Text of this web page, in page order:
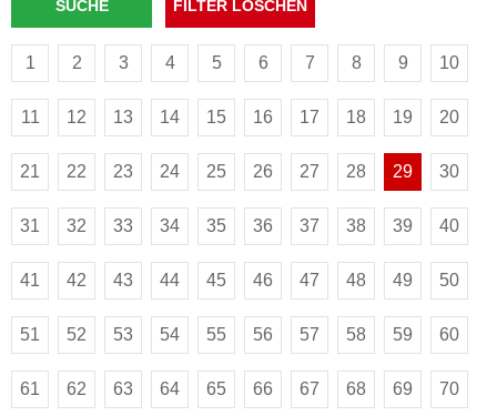
1 2 3 4 5 6 7 8 9 10
11 12 13 14 15 16 17 18 19 20
21 22 23 24 25 26 27 28 29 30
31 32 33 34 35 36 37 38 39 40
41 42 43 44 45 46 47 48 49 50
51 52 53 54 55 56 57 58 59 60
61 62 63 64 65 66 67 68 69 70